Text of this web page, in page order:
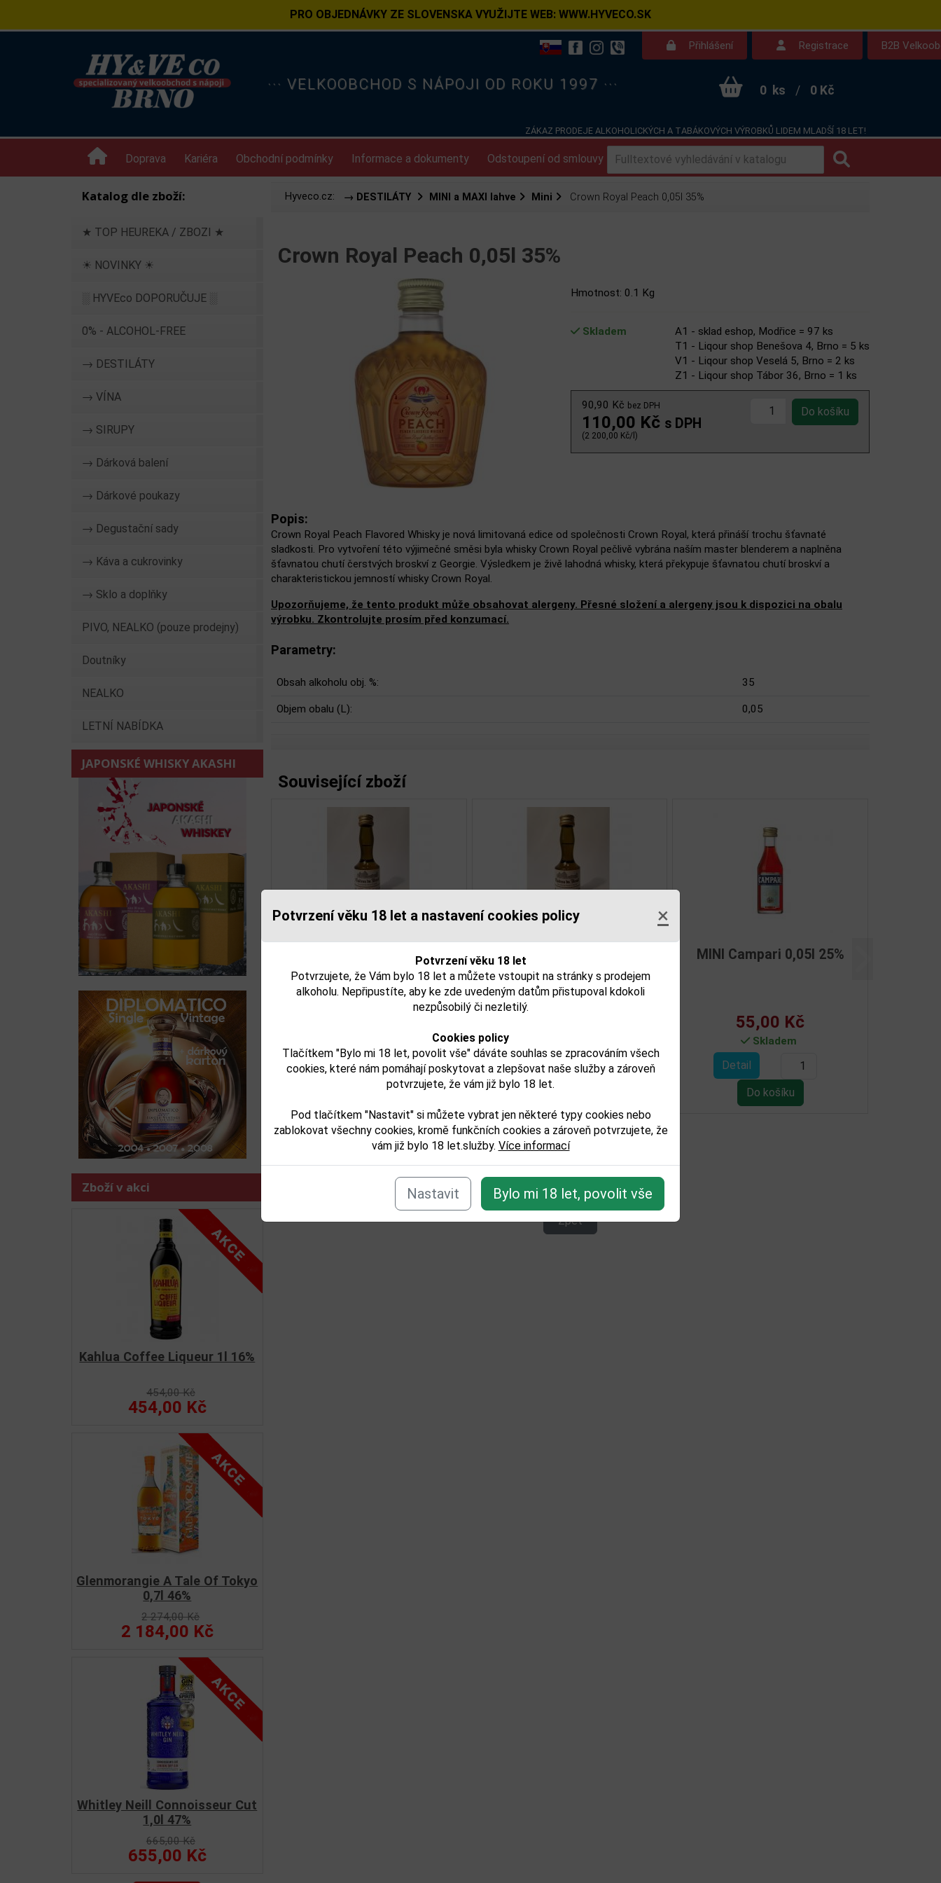
Potvrzení věku 18 let a nastavení cookies policy ×
Potvrzení věku 18 let
Potvrzujete, že Vám bylo 18 let a můžete vstoupit na stránky s prodejem
alkoholu. Nepřipustíte, aby ke zde uvedeným datům přistupoval kdokoli
nezpůsobilý či nezletilý.
Cookies policy
Tlačítkem "Bylo mi 18 let, povolit vše" dáváte souhlas se zpracováním všech
cookies, které nám pomáhají poskytovat a zlepšovat naše služby a zároveň
potvrzujete, že vám již bylo 18 let.
Pod tlačítkem "Nastavit" si můžete vybrat jen některé typy cookies nebo
zablokovat všechny cookies, kromě funkčních cookies a zároveň potvrzujete, že
vám již bylo 18 let.služby. Více informací
Nastavit Bylo mi 18 let, povolit vše
PRO OBJEDNÁVKY ZE SLOVENSKA VYUŽIJTE WEB: WWW.HYVECO.SK
Přihlášení Registrace B2B
··· VELKOOBCHOD S NÁPOJI OD ROKU 1997 ··· 0 ks / 0 Kč
ZÁKAZ PRODEJE ALKOHOLICKÝCH A TABÁKOVÝCH VÝROBKŮ LIDEM MLADŠÍ 18 LET!
Doprava Kariéra Obchodní podmínky Informace a dokumenty Odstoupení od smlouvy Kontakt Dotazy
Katalog dle zboží:
★ TOP HEUREKA / ZBOZI ★
☀ NOVINKY ☀
░ HYVEco DOPORUČUJE ░
0% - ALCOHOL-FREE
→ DESTILÁTY
→ VÍNA
→ SIRUPY
→ Dárková balení
→ Dárkové poukazy
→ Degustační sady
→ Káva a cukrovinky
→ Sklo a doplňky
PIVO, NEALKO (pouze prodejny)
Doutníky
NEALKO
LETNÍ NABÍDKA
JAPONSKÉ WHISKY AKASHI
Zboží v akci
Kahlua Coffee Liqueur 1l 16%
454,00 Kč
454,00 Kč
Glenmorangie A Tale Of Tokyo
0,7l 46%
2 274,00 Kč
2 184,00 Kč
Whitley Neill Connoisseur Cut
1,0l 47%
665,00 Kč
655,00 Kč
Hyveco.cz: → DESTILÁTY MINI a MAXI lahve Mini Crown Royal Peach 0,05l 35%
Crown Royal Peach 0,05l 35%
Hmotnost: 0.1 Kg
Skladem
A1 - sklad eshop, Modřice = 97 ks
T1 - Liqour shop Benešova 4, Brno = 5 ks
V1 - Liqour shop Veselá 5, Brno = 2 ks
Z1 - Liqour shop Tábor 36, Brno = 1 ks
90,90 Kč bez DPH
110,00 Kč s DPH
(2 200,00 Kč/l)
Popis:
Crown Royal Peach Flavored Whisky je nová limitovaná edice od společnosti Crown Royal, která přináší trochu šťavnaté
sladkosti. Pro vytvoření této výjimečné směsi byla whisky Crown Royal pečlivě vybrána naším master blenderem a naplněna
šťavnatou chutí čerstvých broskví z Georgie. Výsledkem je živě lahodná whisky, která překypuje šťavnatou chutí broskví a
charakteristickou jemností whisky Crown Royal.
Upozorňujeme, že tento produkt může obsahovat alergeny. Přesné složení a alergeny jsou k dispozici na obalu
výrobku. Zkontrolujte prosím před konzumací.
Parametry:
Obsah alkoholu obj. %: 35
Objem obalu (L): 0,05
Související zboží
Calvados Ch du Breuil
VSOP 0,03l 40%
74,00 Kč
Není skladem
MINI Campari 0,05l 25%
MINI Edradour 12YO 0,05l
46%
Skladem
Detail
MINI Gin Citadelle 0,05l 44%
Detail
MINI Gin Cotswolds
Zboží je zařazeno v těchto kategoriích:
-destilaty/mini-a-maxi-lahve/mini
Zpět